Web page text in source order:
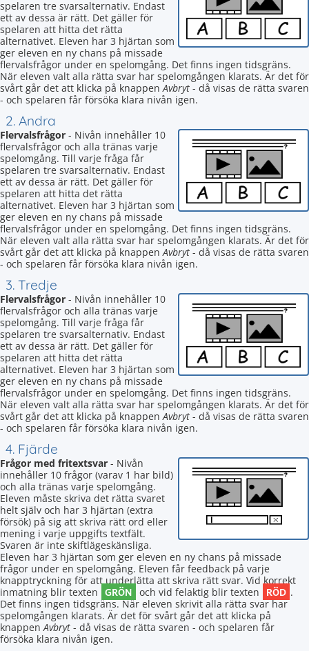
spelaren tre svarsalternativ. Endast
ett av dessa är rätt. Det gäller för
spelaren att hitta det rätta
alternativet. Eleven har 3 hjärtan som
ger eleven en ny chans på missade
flervalsfrågor under en spelomgång. Det finns ingen tidsgräns.
När eleven valt alla rätta svar har spelomgången klarats. Är det för
svårt går det att klicka på knappenAvbryt - då visas de rätta svaren
- och spelaren får försöka klara nivån igen.
2. Andra
Flervalsfrågor - Nivån innehåller 10
flervalsfrågor och alla tränas varje
spelomgång. Till varje fråga får
spelaren tre svarsalternativ. Endast
ett av dessa är rätt. Det gäller för
spelaren att hitta det rätta
alternativet. Eleven har 3 hjärtan som
ger eleven en ny chans på missade
flervalsfrågor under en spelomgång. Det finns ingen tidsgräns.
När eleven valt alla rätta svar har spelomgången klarats. Är det för
svårt går det att klicka på knappenAvbryt - då visas de rätta svaren
- och spelaren får försöka klara nivån igen.
3. Tredje
Flervalsfrågor - Nivån innehåller 10
flervalsfrågor och alla tränas varje
spelomgång. Till varje fråga får
spelaren tre svarsalternativ. Endast
ett av dessa är rätt. Det gäller för
spelaren att hitta det rätta
alternativet. Eleven har 3 hjärtan som
ger eleven en ny chans på missade
flervalsfrågor under en spelomgång. Det finns ingen tidsgräns.
När eleven valt alla rätta svar har spelomgången klarats. Är det för
svårt går det att klicka på knappenAvbryt - då visas de rätta svaren
- och spelaren får försöka klara nivån igen.
4. Fjärde
Frågor med fritextsvar - Nivån
innehåller 10 frågor (varav 1 har bild)
och alla tränas varje spelomgång.
Eleven måste skriva det rätta svaret
helt själv och har 3 hjärtan (extra
försök) på sig att skriva rätt ord eller
mening i varje uppgifts textfält.
Svaren är inte skiftlägeskänsliga.
Eleven har 3 hjärtan som ger eleven en ny chans på missade
frågor under en spelomgång. Eleven får feedback på varje
knapptryckning för att underlätta att skriva rätt svar. Vid korrekt
inmatning blir texten GRÖN och vid felaktig blir texten RÖD .
Det finns ingen tidsgräns. När eleven skrivit alla rätta svar har
spelomgången klarats. Är det för svårt går det att klicka på
knappenAvbryt - då visas de rätta svaren - och spelaren får
försöka klara nivån igen.